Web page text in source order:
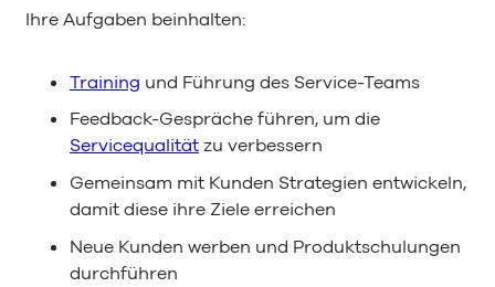
Ihre Aufgaben beinhalten:
Training und Führung des Service-Teams
Feedback-Gespräche führen, um die
Servicequalitätzu verbessern
Gemeinsam mit Kunden Strategien entwickeln,
damit diese ihre Ziele erreichen
Neue Kunden werben und Produktschulungen
durchführen